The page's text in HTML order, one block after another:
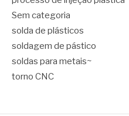
Sem categoria
solda de plásticos
soldagem de pástico
soldas para metais~
torno CNC